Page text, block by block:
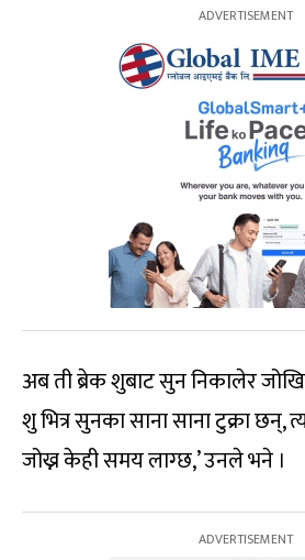
अब ती ब्रेक शुबाट सुन निकालेर
शु भित्र सुनका साना साना टुक्रा
जोख्न केही समय लाग्छ,’ उनले भने ।